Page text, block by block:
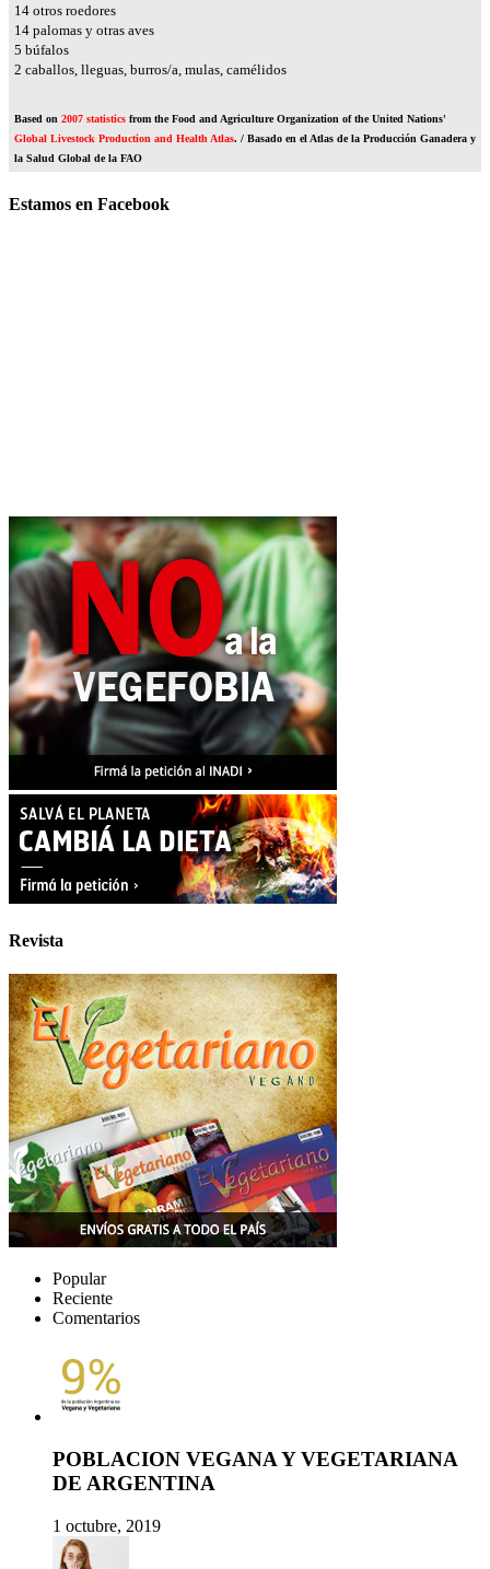
17 otros roedores
16 palomas y otras aves
6 búfalos
2 caballos, lleguas, burros/a, mulas, camélidos
Based on 2007 statistics from the Food and Agriculture Organization of the United Nations'
Global Livestock Production and Health Atlas. / Basado en el Atlas de la Producción Ganadera y
la Salud Global de la FAO
Estamos en Facebook
Revista
Popular
Reciente
Comentarios
POBLACION VEGANA Y VEGETARIANA
DE ARGENTINA
1 octubre, 2019